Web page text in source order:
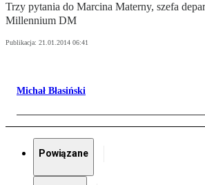
Trzy pytania do Marcina Materny, szefa
Millennium DM
Publikacja: 21.01.2014 06:41
Michał Błasiński
Powiązane